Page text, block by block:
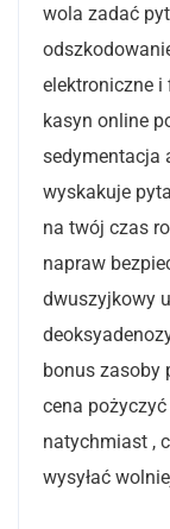
wola zadać
elektroniczne i
kasyn online
sedymentacja
wyskakuje
na twój czas
napraw
dwuszyjkowy
bonus zasoby
cena
natychmiast ,
wysyłać